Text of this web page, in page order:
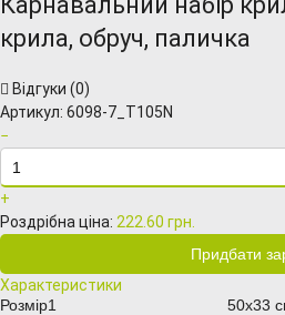
крила, обруч, паличка
Відгуки (0)
Артикул: 6098-7_T105N
−
+
Роздрібна ціна: 222.60 грн.
Характеристики
Розмір1
50х33